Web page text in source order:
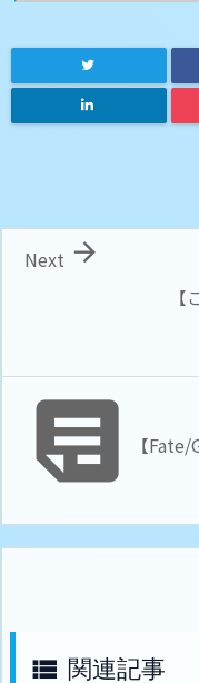

Next
 【
 関連記事